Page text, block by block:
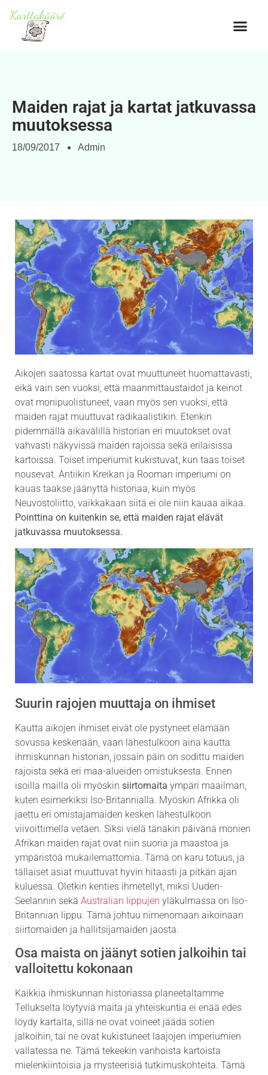
Maiden rajat ja kartat jatkuvassa
muutoksessa
18/09/2017 Admin
Aikojen saatossa kartat ovat muuttuneet huomattavasti,
eikä vain sen vuoksi, että maanmittaustaidot ja keinot
ovat monipuolistuneet, vaan myös sen vuoksi, että
maiden rajat muuttuvat radikaalistikin. Etenkin
pidemmällä aikavälillä historian eri muutokset ovat
vahvasti näkyvissä maiden rajoissa sekä erilaisissa
kartoissa. Toiset imperiumit kukistuvat, kun taas toiset
nousevat. Antiikin Kreikan ja Rooman imperiumi on
kauas taakse jäänyttä historiaa, kuin myös
Neuvostoliitto, vaikkakaan siitä ei ole niin kauaa aikaa.
Pointtina on kuitenkin se, että maiden rajat elävät
jatkuvassa muutoksessa.
Suurin rajojen muuttaja on ihmiset
Kautta aikojen ihmiset eivät ole pystyneet elämään
sovussa keskenään, vaan lähestulkoon aina kautta
ihmiskunnan historian, jossain päin on sodittu maiden
rajoista sekä eri maa-alueiden omistuksesta. Ennen
isoilla mailla oli myöskin siirtomaita ympäri maailman,
kuten esimerkiksi Iso-Britannialla. Myöskin Afrikka oli
jaettu eri omistajamaiden kesken lähestulkoon
viivoittimella vetäen. Siksi vielä tänäkin päivänä monien
Afrikan maiden rajat ovat niin suoria ja maastoa ja
ympäristöä mukailemattomia. Tämä on karu totuus, ja
tällaiset asiat muuttuvat hyvin hitaasti ja pitkän ajan
kuluessa. Oletkin kenties ihmetellyt, miksi Uuden-
Seelannin sekä Australian lippujen yläkulmassa on Iso-
Britannian lippu. Tämä johtuu nimenomaan aikoinaan
siirtomaiden ja hallitsijamaiden jaosta.
Osa maista on jäänyt sotien jalkoihin tai
valloitettu kokonaan
Kaikkia ihmiskunnan historiassa planeetaltamme
Tellukselta löytyviä maita ja yhteiskuntia ei enää edes
löydy kartalta, sillä ne ovat voineet jäädä sotien
jalkoihin, tai ne ovat kukistuneet laajojen imperiumien
vallatessa ne. Tämä tekeekin vanhoista kartoista
mielenkiintoisia ja mysteerisiä tutkimuskohteita. Tämä